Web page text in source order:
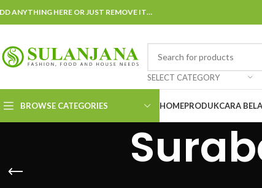
ANYTHING HERE OR JUST REMOVE IT…
SELECT CATEGORY
BROWSE CATEGORIES HOMEPRODUKCARA